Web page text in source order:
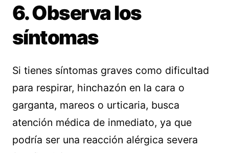
6. Observa los
síntomas
Si tienes síntomas graves como dificultad
para respirar, hinchazón en la cara o
garganta, mareos o urticaria, busca
atención médica de inmediato, ya que
podría ser una reacción alérgica severa